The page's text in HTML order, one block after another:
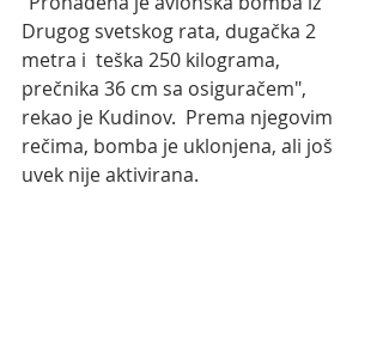
Drugog svetskog rata, dugačka 2
metra i  teška 250 kilograma,
prečnika 36 cm sa osiguračem",
rekao je Kudinov.  Prema njegovim
rečima, bomba je uklonjena, ali još
uvek nije aktivirana.